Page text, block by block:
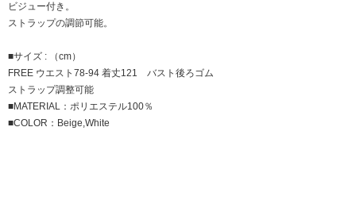
ビジュー付き。
ストラップの調節可能。
■サイズ : （cm）
FREE ウエスト78-94 着丈121 バスト後ろゴム
ストラップ調整可能
■MATERIAL：ポリエステル100％
■COLOR：Beige,White